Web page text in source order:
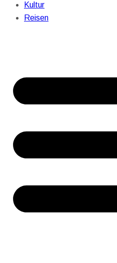
Kultur
Reisen